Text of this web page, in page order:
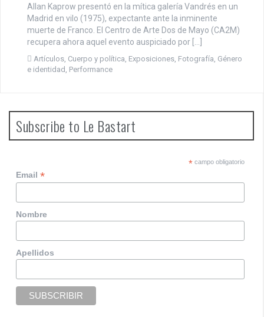
Allan Kaprow presentó en la mítica galería Vandrés en un
Madrid en vilo (1975), expectante ante la inminente
muerte de Franco. El Centro de Arte Dos de Mayo (CA2M)
recupera ahora aquel evento auspiciado por […]
Artículos Cuerpo y política Exposiciones Fotografía Género
e identidad Performance
Subscribe to Le Bastart
*campo obligatorio
Email*
Nombre
Apellidos